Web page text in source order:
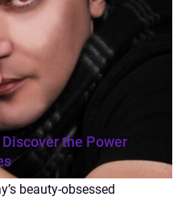
the Power
beauty-obsessed